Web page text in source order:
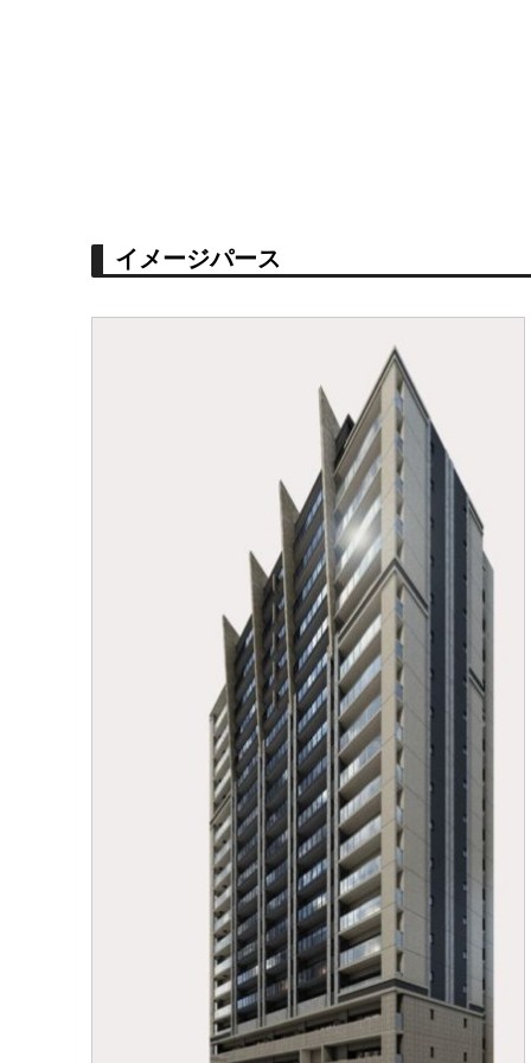
イメージパース